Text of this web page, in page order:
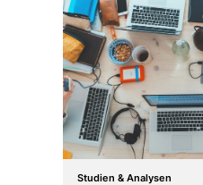
Studien & Analysen